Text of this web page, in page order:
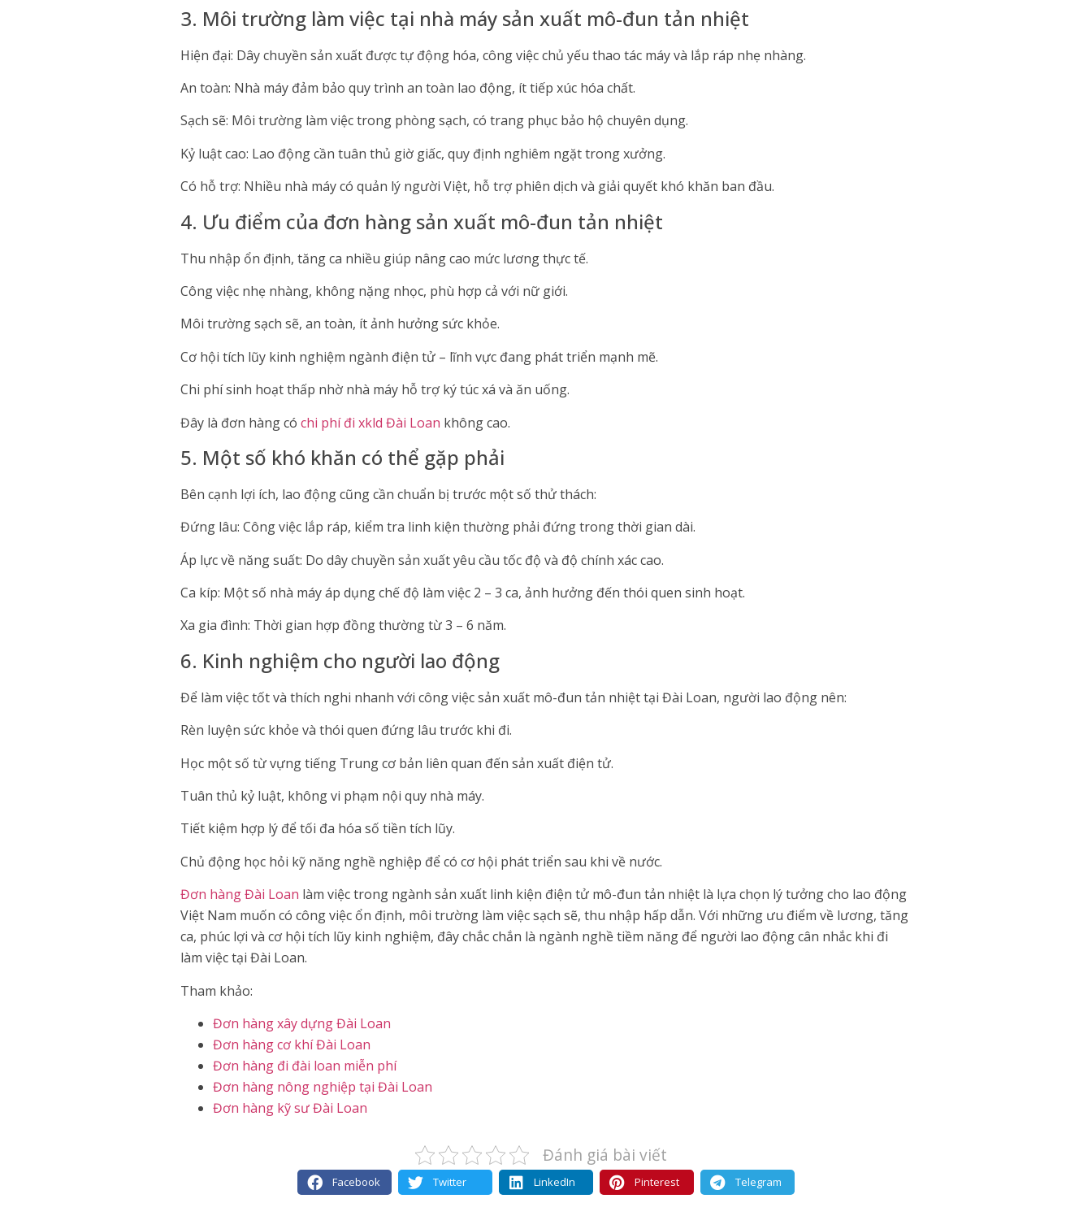
3. Môi trường làm việc tại nhà máy sản xuất mô-đun tản nhiệt
Hiện đại: Dây chuyền sản xuất được tự động hóa, công việc chủ yếu thao tác máy và lắp ráp nhẹ nhàng.
An toàn: Nhà máy đảm bảo quy trình an toàn lao động, ít tiếp xúc hóa chất.
Sạch sẽ: Môi trường làm việc trong phòng sạch, có trang phục bảo hộ chuyên dụng.
Kỷ luật cao: Lao động cần tuân thủ giờ giấc, quy định nghiêm ngặt trong xưởng.
Có hỗ trợ: Nhiều nhà máy có quản lý người Việt, hỗ trợ phiên dịch và giải quyết khó khăn ban đầu.
4. Ưu điểm của đơn hàng sản xuất mô-đun tản nhiệt
Thu nhập ổn định, tăng ca nhiều giúp nâng cao mức lương thực tế.
Công việc nhẹ nhàng, không nặng nhọc, phù hợp cả với nữ giới.
Môi trường sạch sẽ, an toàn, ít ảnh hưởng sức khỏe.
Cơ hội tích lũy kinh nghiệm ngành điện tử – lĩnh vực đang phát triển mạnh mẽ.
Chi phí sinh hoạt thấp nhờ nhà máy hỗ trợ ký túc xá và ăn uống.
Đây là đơn hàng có chi phí đi xkld Đài Loan không cao.
5. Một số khó khăn có thể gặp phải
Bên cạnh lợi ích, lao động cũng cần chuẩn bị trước một số thử thách:
Đứng lâu: Công việc lắp ráp, kiểm tra linh kiện thường phải đứng trong thời gian dài.
Áp lực về năng suất: Do dây chuyền sản xuất yêu cầu tốc độ và độ chính xác cao.
Ca kíp: Một số nhà máy áp dụng chế độ làm việc 2 – 3 ca, ảnh hưởng đến thói quen sinh hoạt.
Xa gia đình: Thời gian hợp đồng thường từ 3 – 6 năm.
6. Kinh nghiệm cho người lao động
Để làm việc tốt và thích nghi nhanh với công việc sản xuất mô-đun tản nhiệt tại Đài Loan, người lao động nên:
Rèn luyện sức khỏe và thói quen đứng lâu trước khi đi.
Học một số từ vựng tiếng Trung cơ bản liên quan đến sản xuất điện tử.
Tuân thủ kỷ luật, không vi phạm nội quy nhà máy.
Tiết kiệm hợp lý để tối đa hóa số tiền tích lũy.
Chủ động học hỏi kỹ năng nghề nghiệp để có cơ hội phát triển sau khi về nước.
Đơn hàng Đài Loan làm việc trong ngành sản xuất linh kiện điện tử mô-đun tản nhiệt là lựa chọn lý tưởng cho lao động
Việt Nam muốn có công việc ổn định, môi trường làm việc sạch sẽ, thu nhập hấp dẫn. Với những ưu điểm về lương, tăng
ca, phúc lợi và cơ hội tích lũy kinh nghiệm, đây chắc chắn là ngành nghề tiềm năng để người lao động cân nhắc khi đi
làm việc tại Đài Loan.
Tham khảo:
Đơn hàng xây dựng Đài Loan
Đơn hàng cơ khí Đài Loan
Đơn hàng đi đài loan miễn phí
Đơn hàng nông nghiệp tại Đài Loan
Đơn hàng kỹ sư Đài Loan
Đánh giá bài viết
Facebook Twitter LinkedIn Pinterest Telegram